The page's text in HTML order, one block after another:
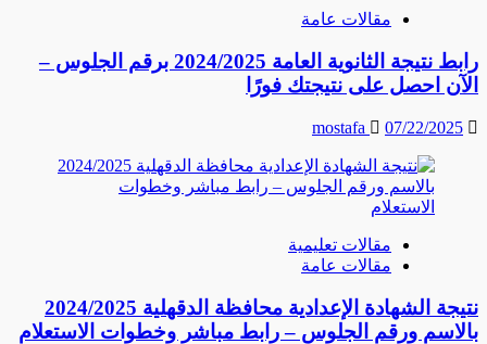
مقالات عامة
رابط نتيجة الثانوية العامة 2024/2025 برقم الجلوس –
الآن احصل على نتيجتك فورًا
mostafa 07/22/2025
مقالات تعليمية
مقالات عامة
نتيجة الشهادة الإعدادية محافظة الدقهلية 2024/2025
بالاسم ورقم الجلوس – رابط مباشر وخطوات الاستعلام